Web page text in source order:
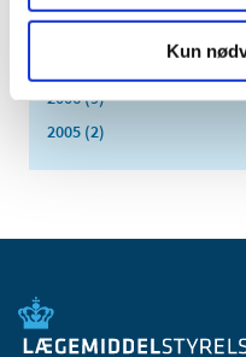
Kun
2008 (8)
2006 (9)
2005 (2)